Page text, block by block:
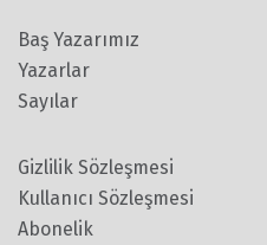
Baş Yazarımız
Yazarlar
Sayılar
Gizlilik Sözleşmesi
Kullanıcı Sözleşmesi
Abonelik